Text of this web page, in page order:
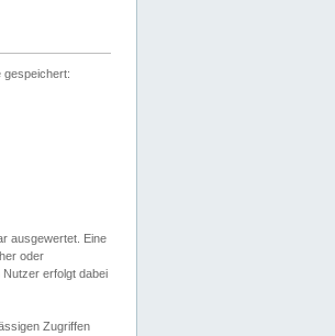
gespeichert:
ausgewertet. Eine
oder
erfolgt dabei
Zugriffen